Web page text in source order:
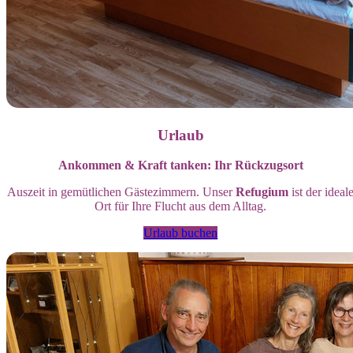
Urlaub
Ankommen & Kraft tanken: Ihr Rückzugsort
Auszeit in gemütlichen Gästezimmern. UnserRefugium ist der
Ort für Ihre Flucht aus dem Alltag.
Urlaub buchen